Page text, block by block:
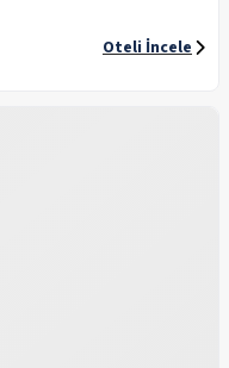
Oteli İncele